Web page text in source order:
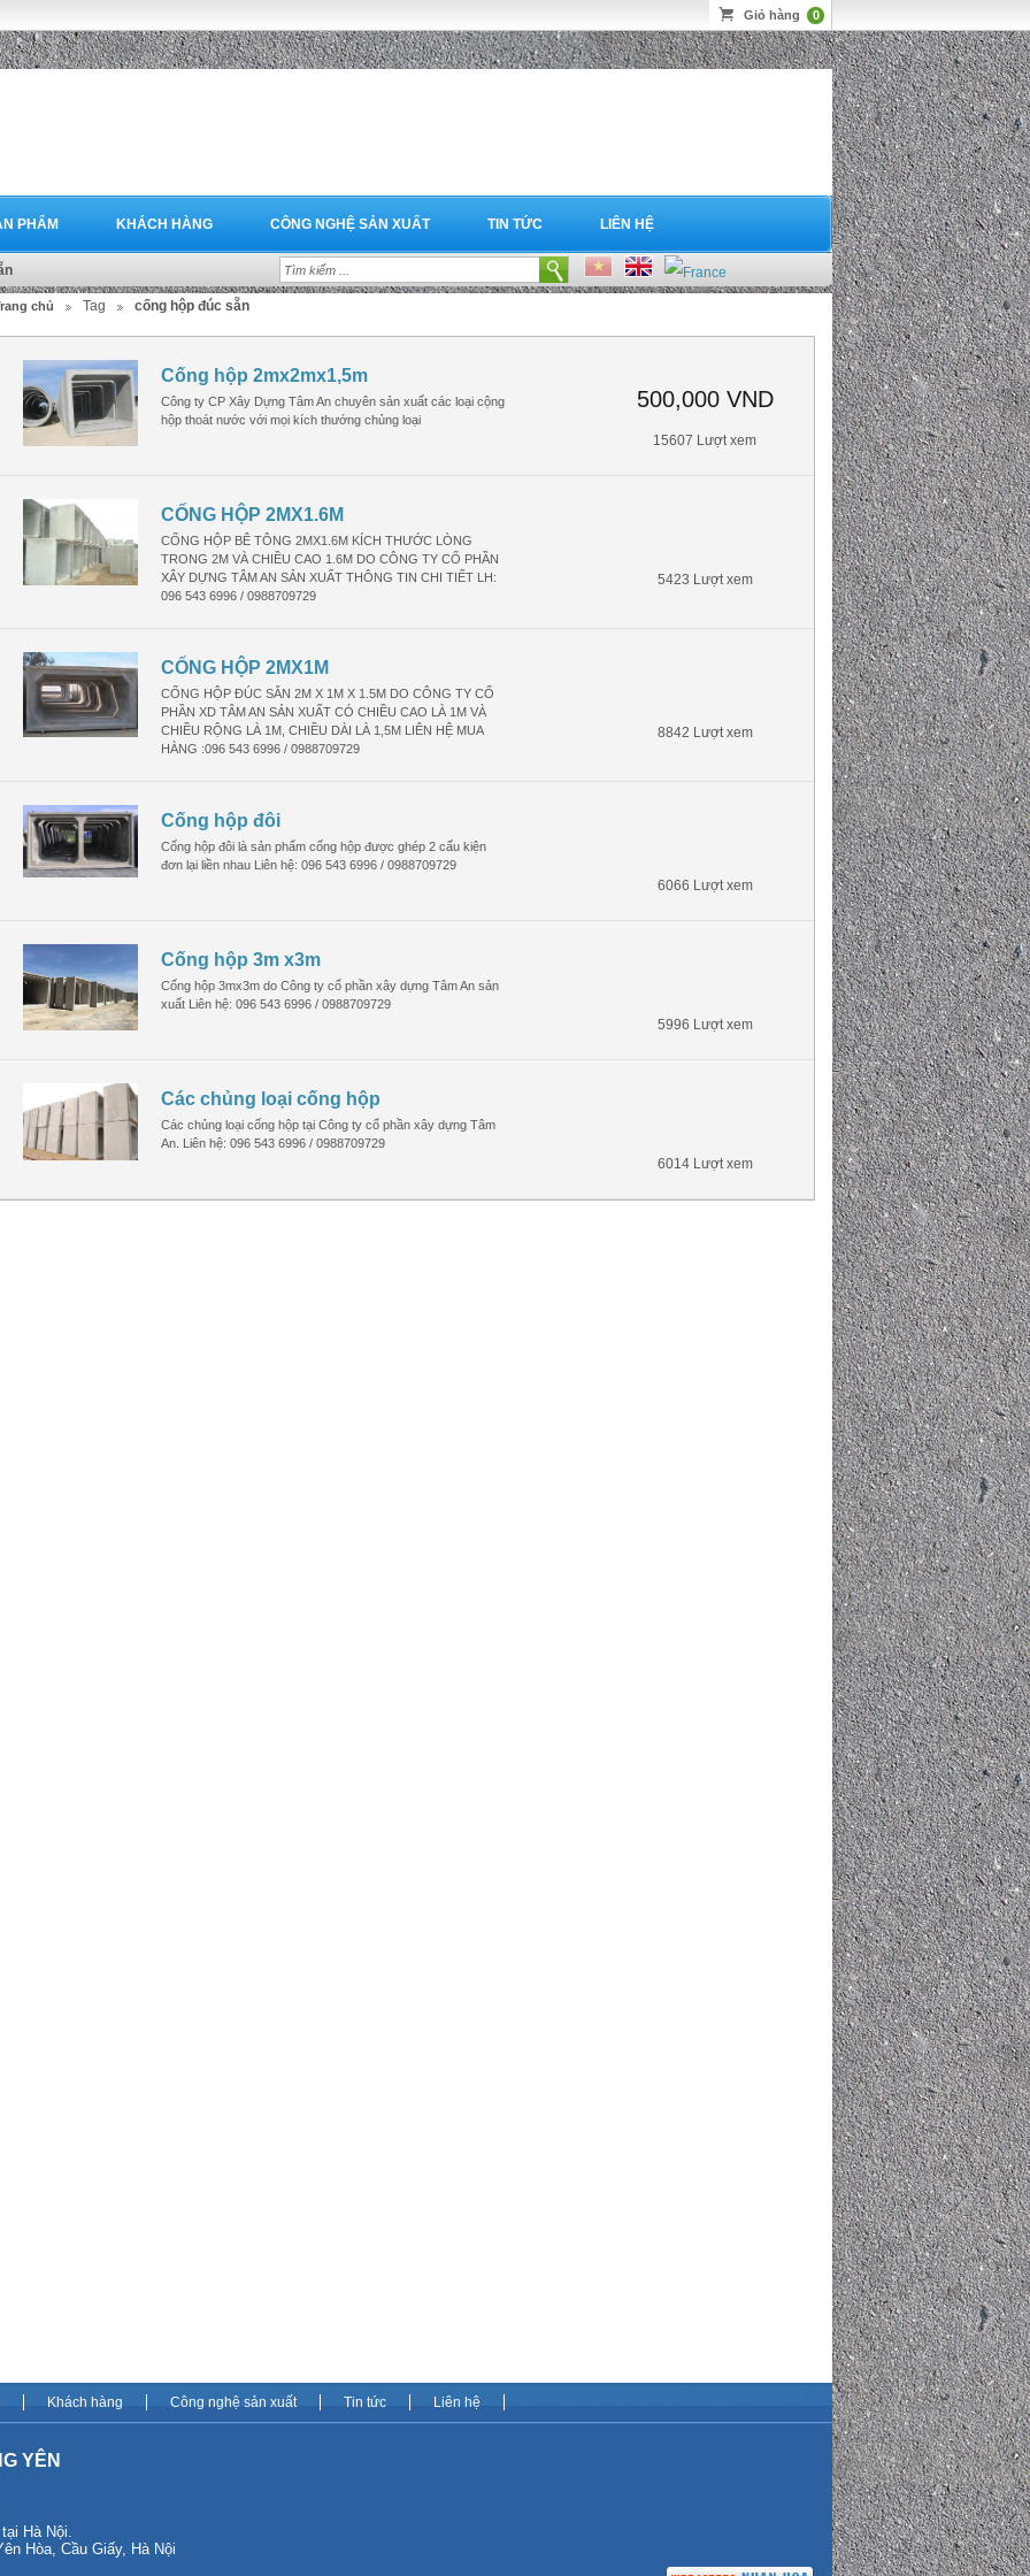
Giỏ hàng 0
PHẨM KHÁCH HÀNG CÔNG NGHỆ SẢN XUẤT TIN TỨC LIÊN HỆ
chủ Tag cống hộp đúc sẵn
Cống hộp 2mx2mx1,5m
Công ty CP Xây Dựng Tâm An chuyên sản xuất các loại cộng
hộp thoát nước với mọi kích thướng chủng loại
15607 Lượt xem
500,000 VND
CỐNG HỘP 2MX1.6M
CỐNG HỘP BÊ TÔNG 2MX1.6M KÍCH THƯỚC LÒNG
TRONG 2M VÀ CHIỀU CAO 1.6M DO CÔNG TY CỔ PHẦN
XÂY DỰNG TÂM AN SẢN XUẤT THÔNG TIN CHI TIẾT LH:
096 543 6996 / 0988709729
5423 Lượt xem
CỐNG HỘP 2MX1M
CỐNG HỘP ĐÚC SẴN 2M X 1M X 1.5M DO CÔNG TY CỔ
PHẦN XD TÂM AN SẢN XUẤT CÓ CHIỀU CAO LÀ 1M VÀ
CHIỀU RỘNG LÀ 1M, CHIỀU DÀI LÀ 1,5M LIÊN HỆ MUA
HÀNG :096 543 6996 / 0988709729
8842 Lượt xem
Cống hộp đôi
Cống hộp đôi là sản phẩm cống hộp được ghép 2 cấu kiện
đơn lại liền nhau Liên hệ: 096 543 6996 / 0988709729
6066 Lượt xem
Cống hộp 3m x3m
Cống hộp 3mx3m do Công ty cổ phần xây dựng Tâm An sản
xuất Liên hệ: 096 543 6996 / 0988709729
5996 Lượt xem
Các chủng loại cống hộp
Các chủng loại cống hộp tại Công ty cổ phần xây dựng Tâm
An. Liên hệ: 096 543 6996 / 0988709729
6014 Lượt xem
TUYNEL KỸ THUẬT - HÀO KỸ
Mua hàng
Khách hàng Công nghệ sản xuất Tin tức Liên hệ
YÊN
Hà Nội.
Hòa, Cầu Giấy, Hà Nội